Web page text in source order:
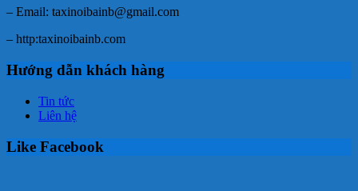
– Email: taxinoibainb@gmail.com
– http:taxinoibainb.com
Hướng dẫn khách hàng
Tin tức
Liên hệ
Like Facebook